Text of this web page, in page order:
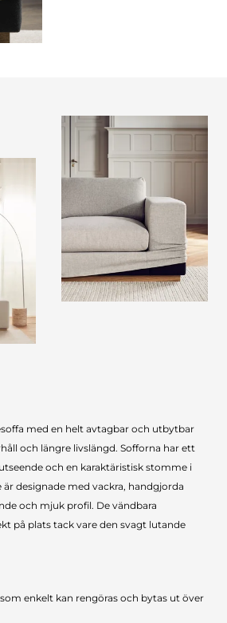
med en helt avtagbar och utbytbar
och längre livslängd. Sofforna har ett
och en karaktäristisk stomme i
designade med vackra, handgjorda
och mjuk profil. De vändbara
på plats tack vare den svagt lutande
enkelt kan rengöras och bytas ut över